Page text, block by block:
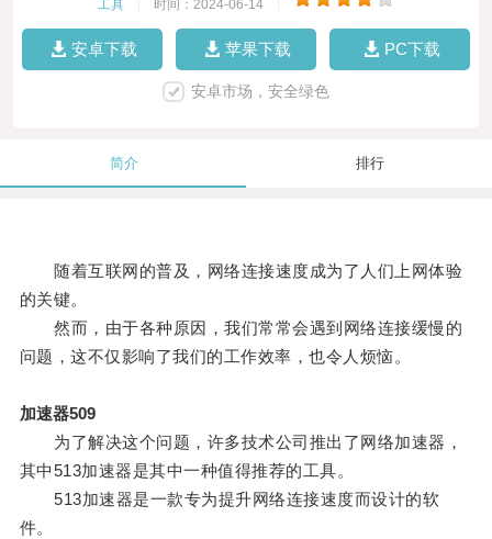
工具 时间：2024-06-14
安卓下载 苹果下载 PC下载
安卓市场，安全绿色
简介 排行
随着互联网的普及，网络连接速度成为了人们上网体验
的关键。
然而，由于各种原因，我们常常会遇到网络连接缓慢的
问题，这不仅影响了我们的工作效率，也令人烦恼。
加速器509
为了解决这个问题，许多技术公司推出了网络加速器，
其中513加速器是其中一种值得推荐的工具。
513加速器是一款专为提升网络连接速度而设计的软
件。